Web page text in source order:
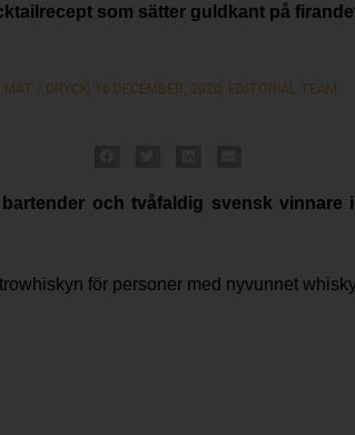
som sätter guldkant på
MAT / DRYCK 16 DECEMBER, 2020 EDITORIAL TEAM
och tvåfaldig svensk
för personer med nyvunnet